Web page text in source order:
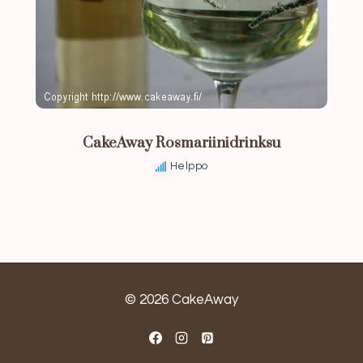
CakeAway Rosmariinidrinksu
Helppo
© 2026 CakeAway